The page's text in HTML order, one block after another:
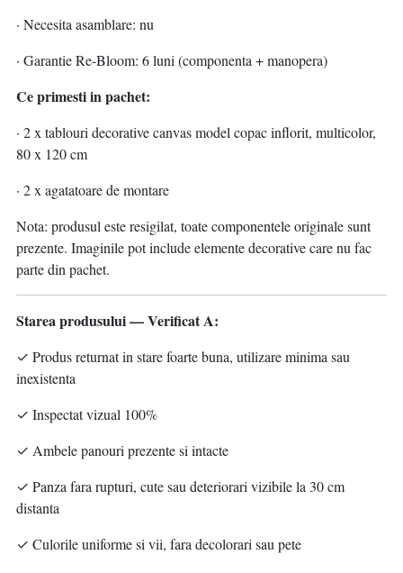
· Necesita asamblare: nu
· Garantie Re-Bloom: 6 luni (componenta + manopera)
Ce primesti in pachet:
· 2 x tablouri decorative canvas model copac inflorit, multicolor,
80 x 120 cm
· 2 x agatatoare de montare
Nota: produsul este resigilat, toate componentele originale sunt
prezente. Imaginile pot include elemente decorative care nu fac
parte din pachet.
Starea produsului — Verificat A:
✓ Produs returnat in stare foarte buna, utilizare minima sau
inexistenta
✓ Inspectat vizual 100%
✓ Ambele panouri prezente si intacte
✓ Panza fara rupturi, cute sau deteriorari vizibile la 30 cm
distanta
✓ Culorile uniforme si vii, fara decolorari sau pete